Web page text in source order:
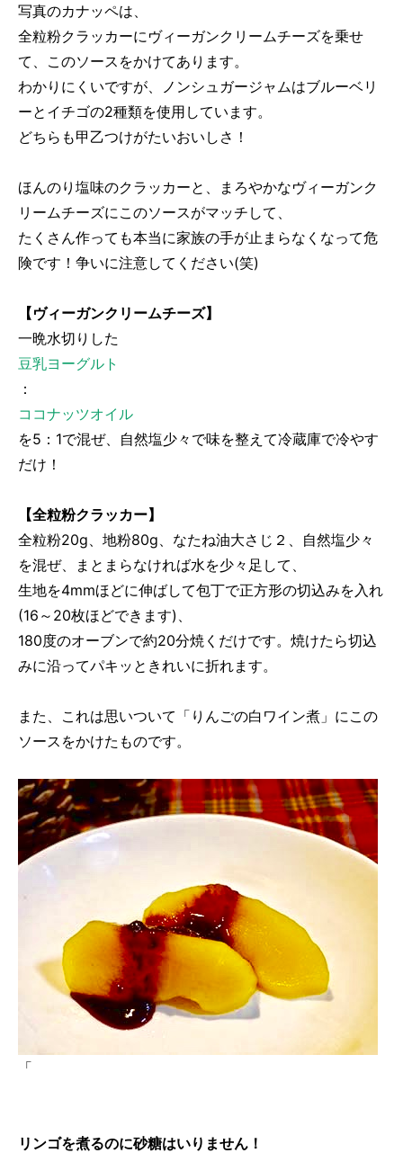
写真のカナッペは、
全粒粉クラッカーにヴィーガンクリームチーズを乗せ
て、このソースをかけてあります。
わかりにくいですが、ノンシュガージャムはブルーベリ
ーとイチゴの2種類を使用しています。
どちらも甲乙つけがたいおいしさ！
ほんのり塩味のクラッカーと、まろやかなヴィーガンク
リームチーズにこのソースがマッチして、
たくさん作っても本当に家族の手が止まらなくなって危
険です！争いに注意してください(笑)
【ヴィーガンクリームチーズ】
一晩水切りした
豆乳ヨーグルト
：
ココナッツオイル
を5：1で混ぜ、自然塩少々で味を整えて冷蔵庫で冷やす
だけ！
【全粒粉クラッカー】
全粒粉20g、地粉80g、なたね油大さじ２、自然塩少々
を混ぜ、まとまらなければ水を少々足して、
生地を4mmほどに伸ばして包丁で正方形の切込みを入れ
(16～20枚ほどできます)、
180度のオーブンで約20分焼くだけです。焼けたら切込
みに沿ってパキッときれいに折れます。
また、これは思いついて「りんごの白ワイン煮」にこの
ソースをかけたものです。
「
リンゴを煮るのに砂糖はいりません！